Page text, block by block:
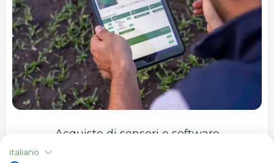
Acquisto di sensori e software
italiano